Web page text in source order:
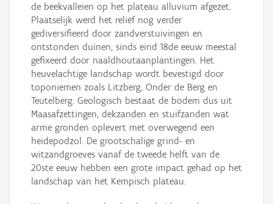
de beekvalleien op het plateau alluvium afgezet.
Plaatselijk werd het reliëf nog verder
gediversifieerd door zandverstuivingen en
ontstonden duinen, sinds eind 18de eeuw meestal
gefixeerd door naaldhoutaanplantingen. Het
heuvelachtige landschap wordt bevestigd door
toponiemen zoals Litzberg, Onder de Berg en
Teutelberg. Geologisch bestaat de bodem dus uit
Maasafzettingen, dekzanden en stuifzanden wat
arme gronden oplevert met overwegend een
heidepodzol. De grootschalige grind- en
witzandgroeves vanaf de tweede helft van de
20ste eeuw hebben een grote impact gehad op het
landschap van het Kempisch plateau.